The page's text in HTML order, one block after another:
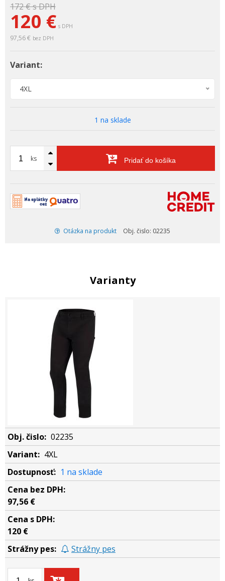
172 €s DPH
120 € s DPH
97,56 € bez DPH
Variant:
4XL
1 na sklade
ks Pridať do košíka
Otázka na produkt Obj. čislo: 02235
Varianty
02235
4XL
1 na sklade
97,56 €
120 €
Strážny pes